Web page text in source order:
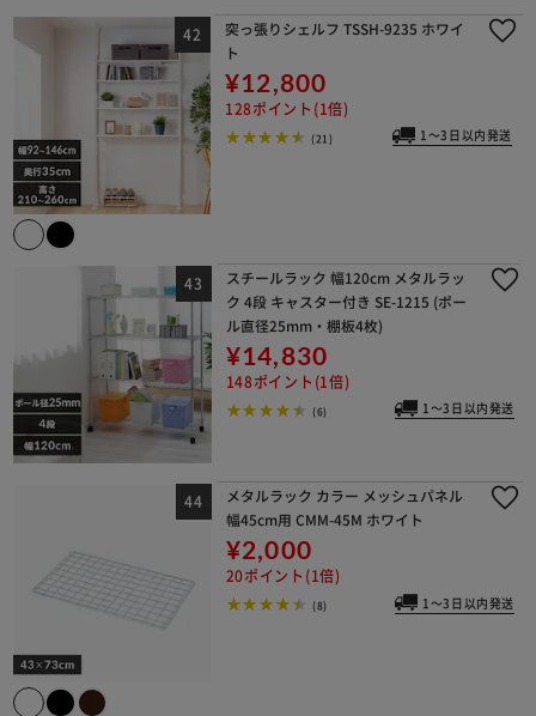
突っ張りシェルフ TSSH-9235 ホワイ
ト
¥12,800
128ポイント(1倍)
(21) 1～3日以内発送
スチールラック 幅120cm メタルラッ
ク 4段 キャスター付き SE-1215 (ポー
ル直径25mm・棚板4枚)
¥14,830
148ポイント(1倍)
(6) 1～3日以内発送
メタルラック カラー メッシュパネル
幅45cm用 CMM-45M ホワイト
¥2,000
20ポイント(1倍)
(8) 1～3日以内発送